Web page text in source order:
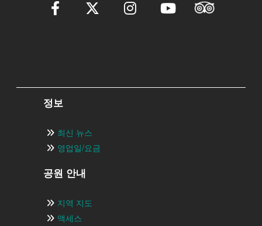
정보
최신 뉴스
영업일/요금
공원 안내
지역 지도
액세스